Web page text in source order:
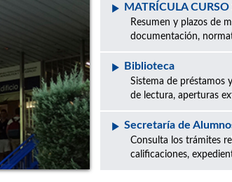
MATRÍCULA
Resumen y plazos de
documentación,
Biblioteca
Sistema de préstamos
de lectura, aperturas
Secretaría de
Consulta los trámites
calificaciones,